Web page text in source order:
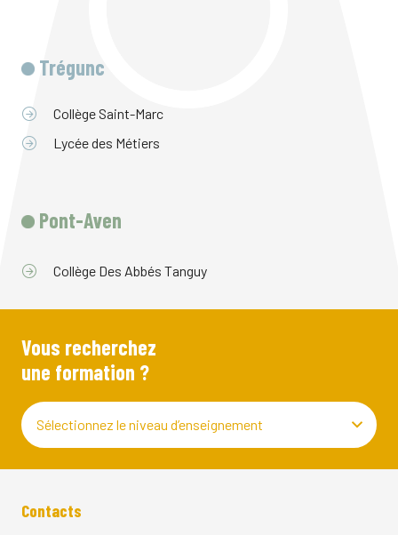
Trégunc
Collège Saint-Marc
Lycée des Métiers
Pont-Aven
Collège Des Abbés Tanguy
Vous recherchez
une formation ?
Sélectionnez le niveau d’enseignement
Contacts